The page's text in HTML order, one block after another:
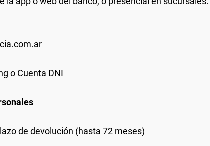
o Cuenta DNI
de devolución (hasta 72 meses)